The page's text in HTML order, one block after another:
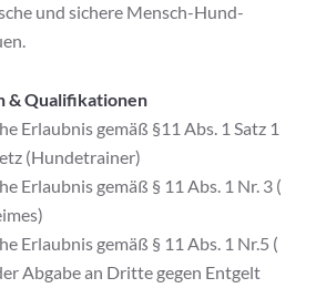
und sichere Mensch-Hund-
Qualifikationen
Erlaubnis gemäß §11 Abs. 1 Satz 1
(Hundetrainer)
Erlaubnis gemäß § 11 Abs. 1 Nr. 3 (
Erlaubnis gemäß § 11 Abs. 1 Nr.5 (
Abgabe an Dritte gegen Entgelt